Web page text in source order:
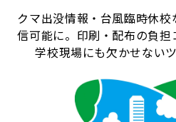
クマ出没情報・台風臨時休
信可能に。印刷・配布の負担
学校現場にも欠かせない